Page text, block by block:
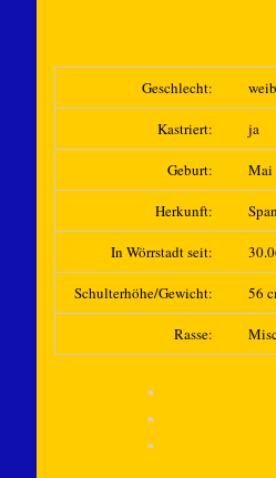
Geschlecht:
Kastriert: ja
Geburt: Mai
Herkunft:
In Wörrstadt seit:
Schulterhöhe/Gewicht: 56
Rasse: